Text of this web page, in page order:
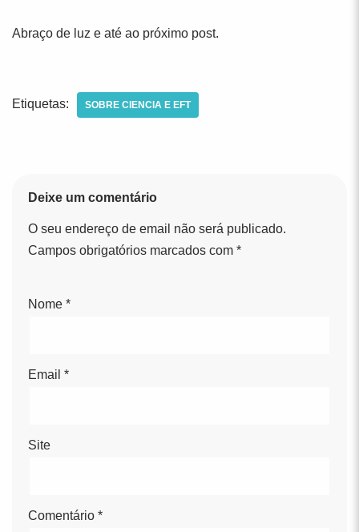
Abraço de luz e até ao próximo post.
Etiquetas: SOBRE CIENCIA E EFT
Deixe um comentário
O seu endereço de email não será publicado.
Campos obrigatórios marcados com *
Nome *
Email *
Site
Comentário *